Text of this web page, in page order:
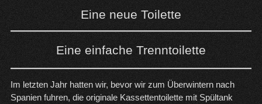
Eine neue Toilette
Eine einfache Trenntoilette
Im letzten Jahr hatten wir, bevor wir zum Überwintern nach
Spanien fuhren, die originale Kassettentoilette mit Spültank